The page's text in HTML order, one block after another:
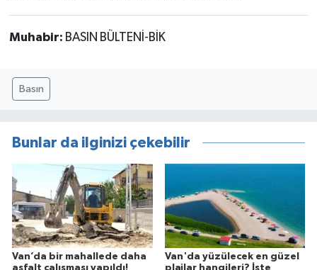
Muhabir: BASIN BÜLTENİ-BİK
Basın
Bunlar da ilginizi çekebilir
Van’da bir mahallede daha
asfalt çalışması yapıldı!
Van'da yüzülecek en güzel
plajlar hangileri? İşte